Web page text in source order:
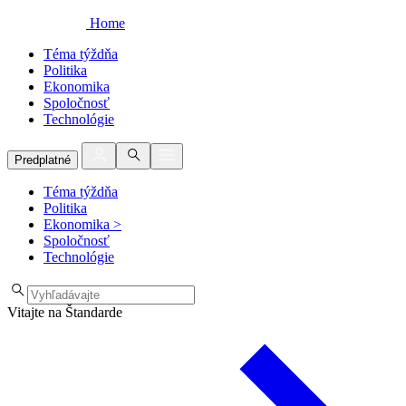
Home
Téma týždňa
Politika
Ekonomika
Spoločnosť
Technológie
Predplatné
Téma týždňa
Politika
Ekonomika >
Spoločnosť
Technológie
Vitajte na Štandarde